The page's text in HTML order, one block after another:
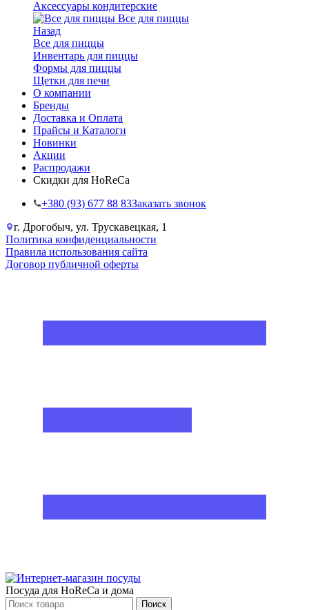
Аксессуары кондитерские
Все для пиццы
Назад
Все для пиццы
Инвентарь для пиццы
Формы для пиццы
Щетки для печи
О компании
Бренды
Доставка и Оплата
Прайсы и Каталоги
Новинки
Акции
Распродажи
Скидки для HoReCa
+38‎0 (93) 677 88 83Заказать звонок
г. Дрогобыч, ул. Трускавецкая, 1
Политика конфиденциальности
Правила использования сайта
Договор публичной оферты
Посуда для HoReCa и дома
Поиск